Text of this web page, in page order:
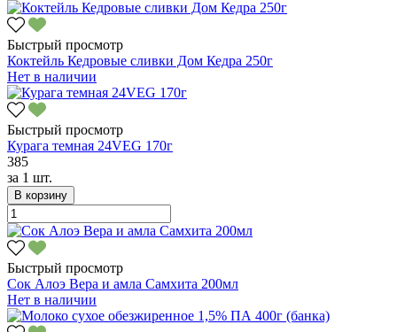
Быстрый просмотр
Коктейль Кедровые сливки Дом Кедра 250г
Нет в наличии
Быстрый просмотр
Курага темная 24VEG 170г
385
за 1 шт.
В корзину
Быстрый просмотр
Сок Алоэ Вера и амла Самхита 200мл
Нет в наличии